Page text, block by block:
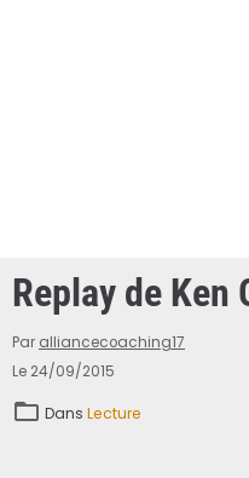
Replay de Ken
Par alliancecoaching17
Le 24/09/2015
Dans Lecture